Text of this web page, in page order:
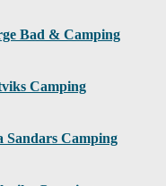
Bad & Camping
Camping
Sandars Camping